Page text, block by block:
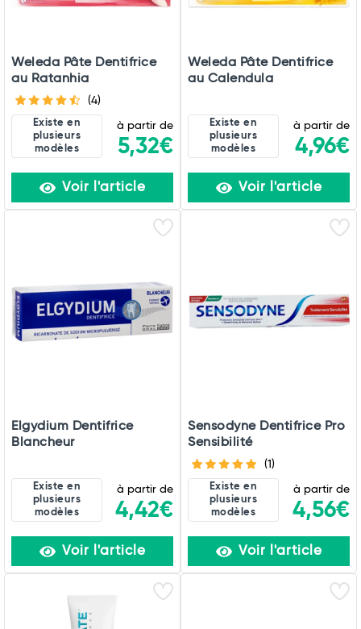
Weleda Pâte Dentifrice
au Ratanhia
(4)
Existe en
plusieurs
modèles
à partir de
5,32€
Voir l'article
Weleda Pâte Dentifrice
au Calendula
Existe en
plusieurs
modèles
à partir de
4,96€
Voir l'article
Elgydium Dentifrice
Blancheur
Existe en
plusieurs
modèles
à partir de
4,42€
Voir l'article
Sensodyne Dentifrice Pro
Sensibilité
(1)
Existe en
plusieurs
modèles
à partir de
4,56€
Voir l'article